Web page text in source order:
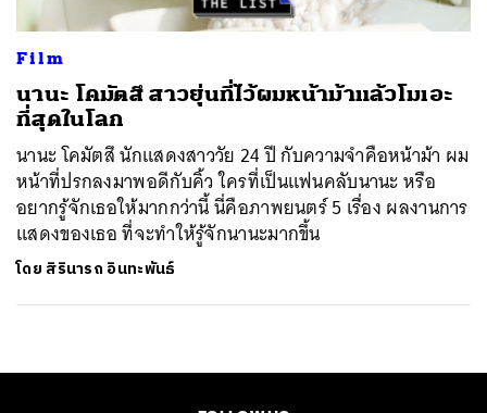
Film
นานะ โคมัตสึ สาวยุ่นที่ไว้ผมหน้าม้าแล้วโมเอะ
ที่สุดในโลก
นานะ โคมัตสึ นักแสดงสาววัย 24 ปี กับความจำคือหน้าม้า ผม
หน้าที่ปรกลงมาพอดีกับคิ้ว ใครที่เป็นแฟนคลับนานะ หรือ
อยากรู้จักเธอให้มากกว่านี้ นี่คือภาพยนตร์ 5 เรื่อง ผลงานการ
แสดงของเธอ ที่จะทำให้รู้จักนานะมากขึ้น
โดย สิรินารถ อินทะพันธ์
SHARE TWEET LINE EMAIL